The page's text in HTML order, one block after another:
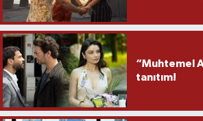
“Muhtemel
tanıtım!